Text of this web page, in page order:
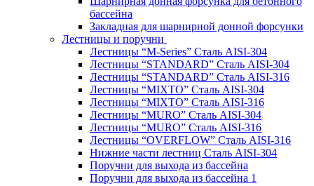
бассейна
Закладная для шарнирной донной форсунки
Лестницы и поручни
Лестницы “M-Series” Сталь AISI-304
Лестницы “STANDARD” Сталь AISI-304
Лестницы “STANDARD” Сталь AISI-316
Лестницы “MIXTO” Сталь AISI-304
Лестницы “MIXTO” Сталь AISI-316
Лестницы “MURO” Сталь AISI-304
Лестницы “MURO” Сталь AISI-316
Лестницы “OVERFLOW” Сталь AISI-316
Нижние части лестниц Сталь AISI-304
Поручни для выхода из бассейна
Поручни для выхода из бассейна 1